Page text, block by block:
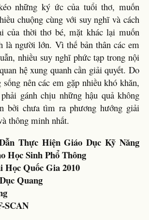
những ký ức của tuổi thơ, muốn
chuộng cùng với suy nghĩ và cách
của thời thơ bé, mặt khác lại muốn
là người lớn. Vì thế bản thân các em
nhiều suy nghĩ phức tạp trong nội
hệ xung quanh cần giải quyết. Do
nên các em gặp nhiều khó khăn,
gánh chịu những hậu quả không
bởi chưa tìm ra phương hướng giải
thông minh nhất.
Thực Hiện Giáo Dục Kỹ Năng
Học Sinh Phổ Thông
Học Quốc Gia 2010
Quang
SCAN